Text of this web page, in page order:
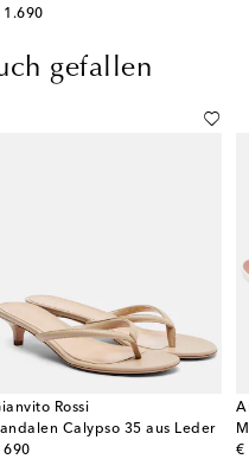
1.690price
gefallen
Rossi
Calypso 35 aus Leder
690
price
€